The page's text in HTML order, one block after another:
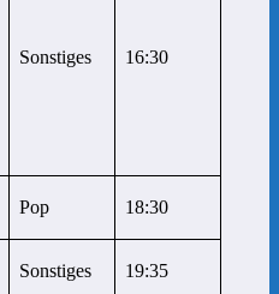
Sonstiges 16:30
Pop 18:30
Sonstiges 19:35